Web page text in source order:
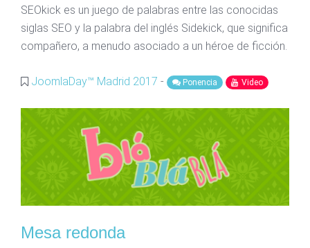
SEOkick es un juego de palabras entre las conocidas
siglas SEO y la palabra del inglés Sidekick, que significa
compañero, a menudo asociado a un héroe de ficción.
JoomlaDay™ Madrid 2017 - Ponencia Video
Mesa redonda